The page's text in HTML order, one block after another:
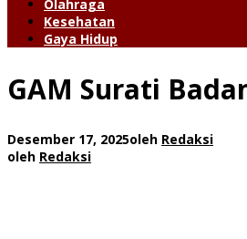
Olahraga
Kesehatan
Gaya Hidup
GAM Surati
Desember 17, 2025oleh Redaksi
oleh Redaksi